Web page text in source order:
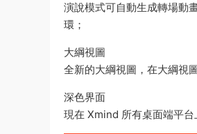
演說模式可自動生成轉場動
環；
大綱視圖
全新的大綱視圖，在大綱視
深色界面
現在 Xmind 所有桌面端平